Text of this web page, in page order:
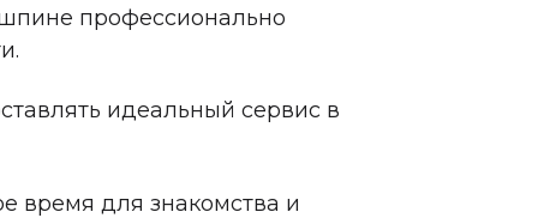
профессионально
идеальный сервис в
время для знакомства и